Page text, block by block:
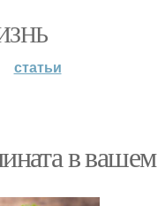
статьи
в вашем